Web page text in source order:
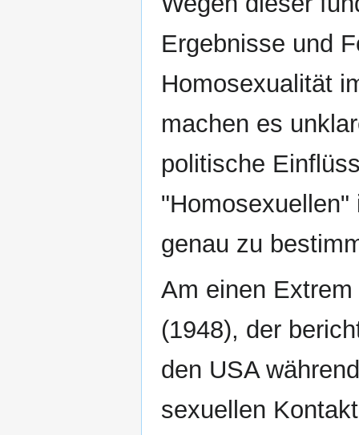
Ergebnisse und
Homosexualität
machen es
politische
genau zu
Am einen
(1948), der
den USA
sexuellen